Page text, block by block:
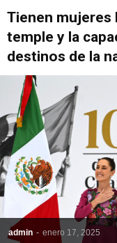
Tienen mujeres
temple y la
destinos de la
admin - enero 17, 2025